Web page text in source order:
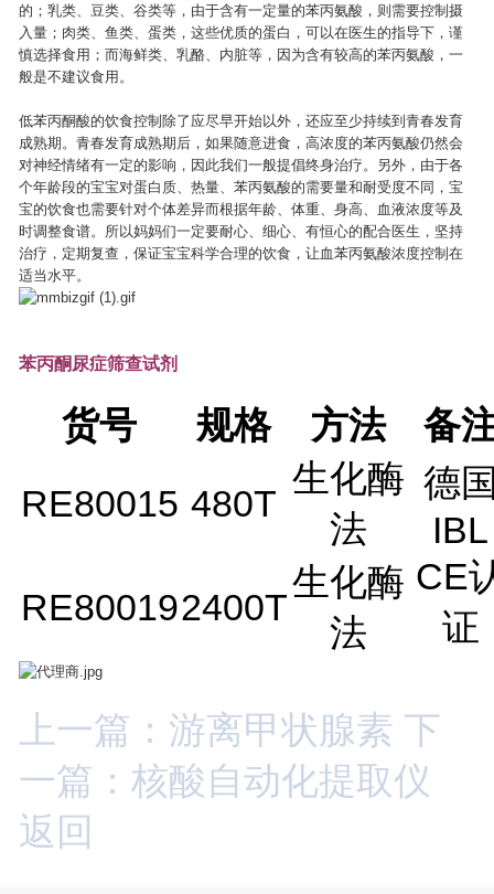
的；乳类、豆类、谷类等，由于含有一定量的苯丙氨酸，则需要控制摄
入量；肉类、鱼类、蛋类，这些优质的蛋白，可以在医生的指导下，谨
慎选择食用；而海鲜类、乳酪、内脏等，因为含有较高的苯丙氨酸，一
般是不建议食用。
低苯丙酮酸的饮食控制除了应尽早开始以外，还应至少持续到青春发育
成熟期。青春发育成熟期后，如果随意进食，高浓度的苯丙氨酸仍然会
对神经情绪有一定的影响，因此我们一般提倡终身治疗。另外，由于各
个年龄段的宝宝对蛋白质、热量、苯丙氨酸的需要量和耐受度不同，宝
宝的饮食也需要针对个体差异而根据年龄、体重、身高、血液浓度等及
时调整食谱。所以妈妈们一定要耐心、细心、有恒心的配合医生，坚持
治疗，定期复查，保证宝宝科学合理的饮食，让血苯丙氨酸浓度控制在
适当水平。
苯丙酮尿症筛查试剂
货号 规格 方法
备
RE80015 480T
生化酶
法
德
IBL
CE
证
RE800192400T
生化酶
法
上一篇：游离甲状腺素 下
一篇：核酸自动化提取仪
返回